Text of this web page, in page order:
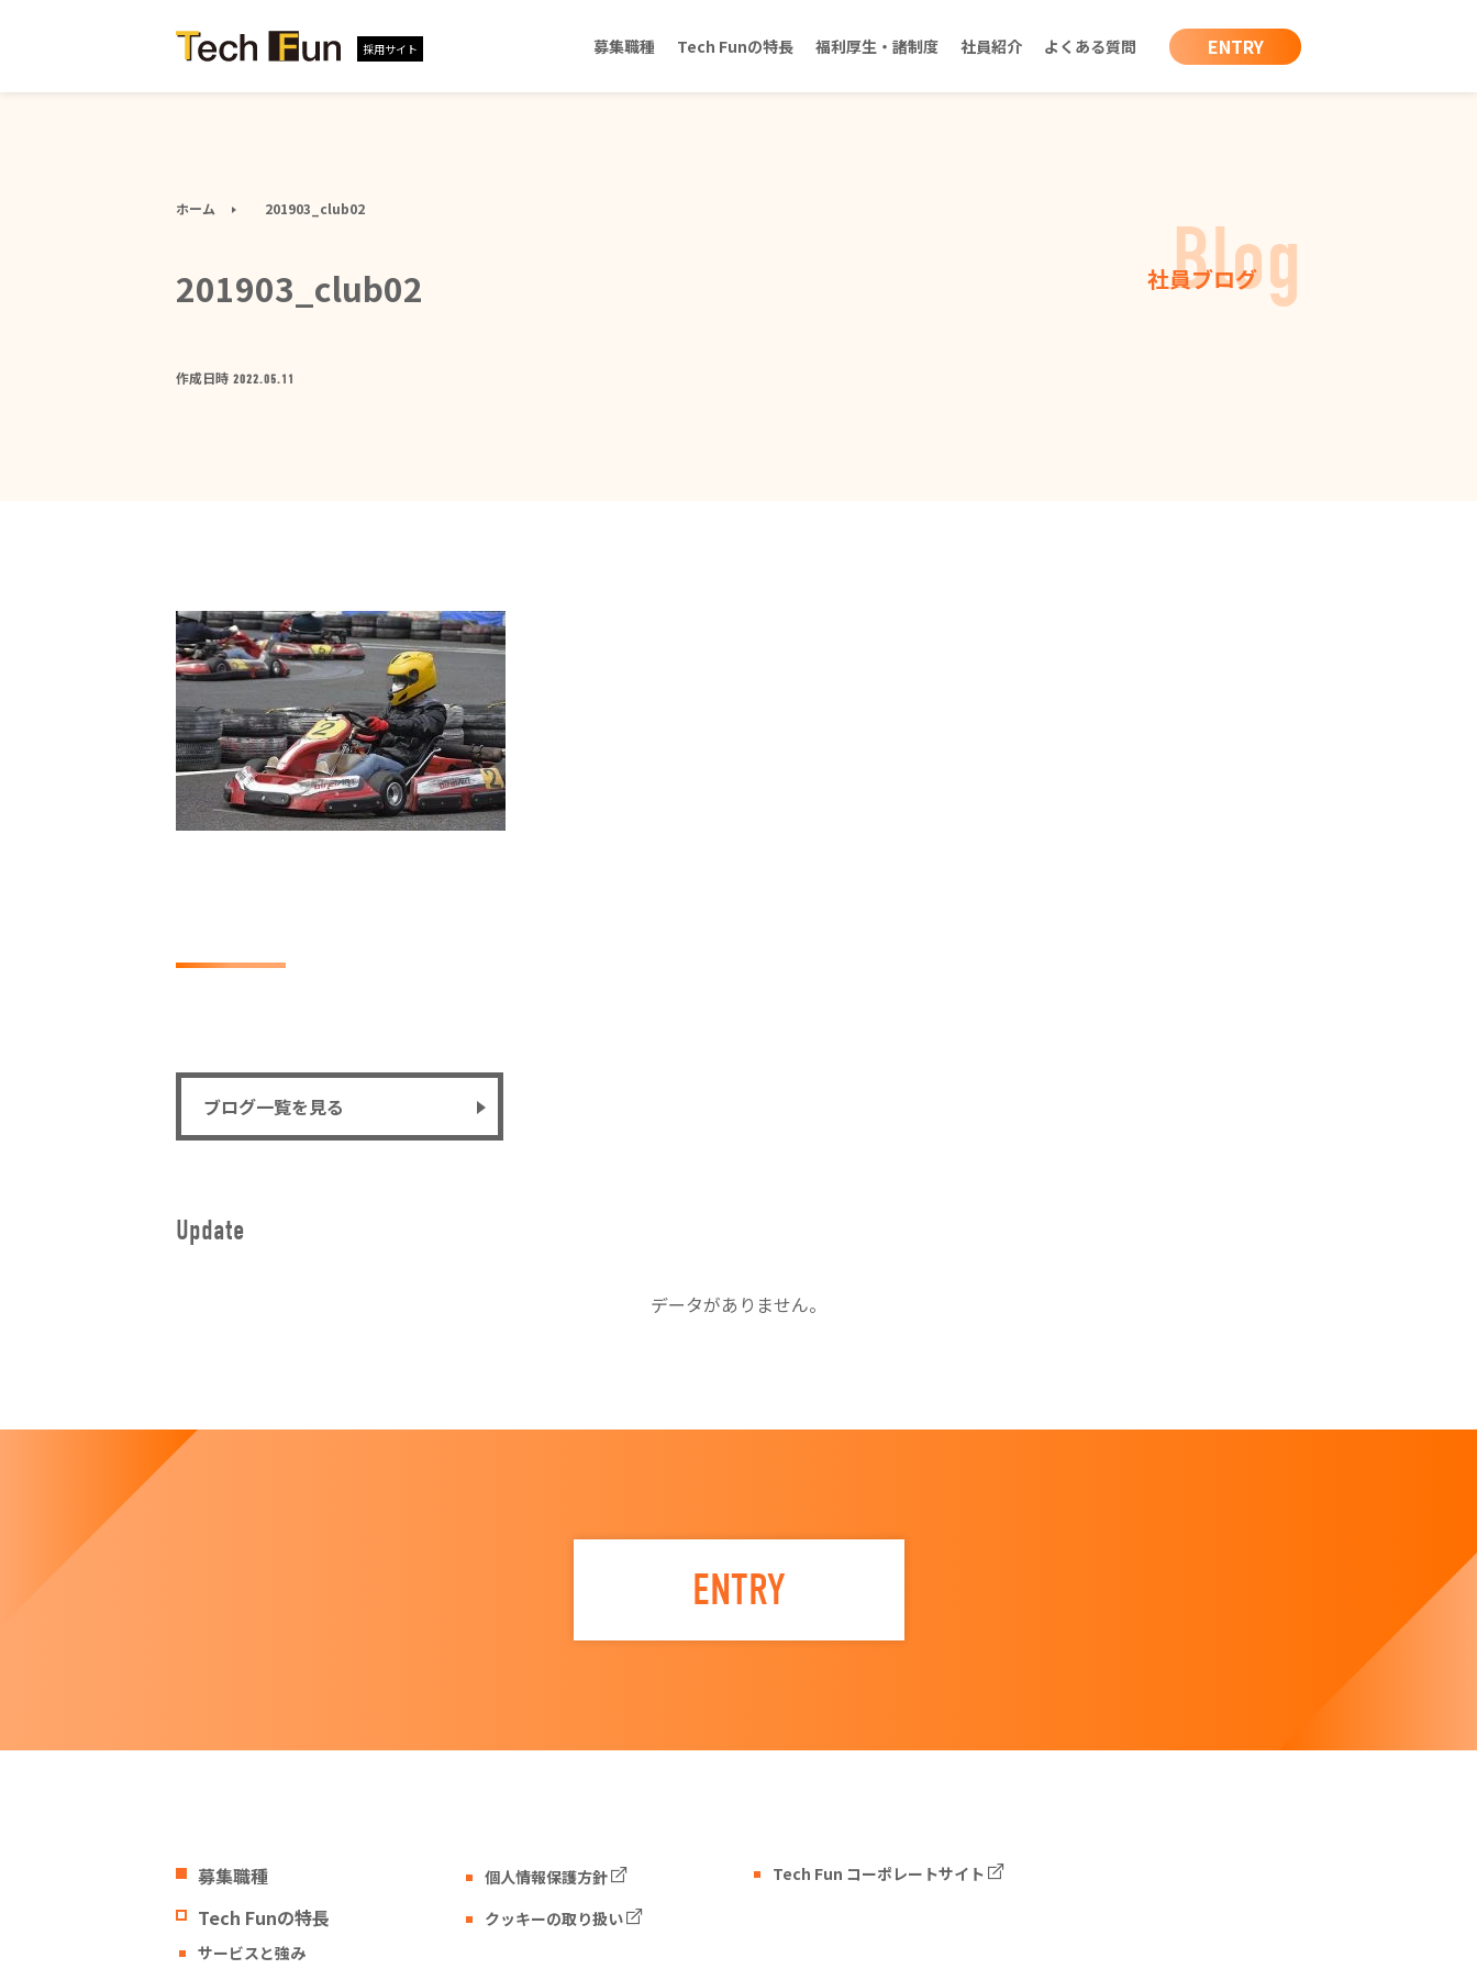
採用サイト 募集職種 Tech Funの特長 福利厚生・諸制度 社員紹介 よくある質問 ENTRY
ホーム 201903_club02
Blog
社員ブログ
201903_club02
作成日時 2022.05.11
ブログ一覧を見る
Update
データがありません。
ENTRY
募集職種
Tech Funの特長
サービスと強み
個人情報保護方針
クッキーの取り扱い
Tech Fun コーポレートサイト